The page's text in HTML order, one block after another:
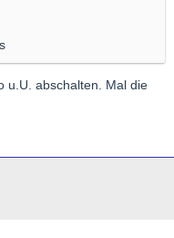
u.U. abschalten. Mal die